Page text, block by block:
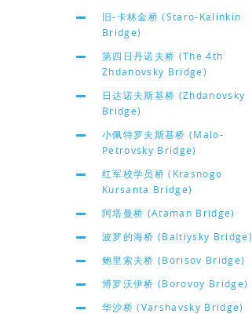
旧-卡林金桥 (Staro-Kalinkin
Bridge)
第四日丹诺夫桥 (The 4th
Zhdanovsky Bridge)
日达诺夫斯基桥 (Zhdanovsky
Bridge)
小佩特罗夫斯基桥 (Malo-
Petrovsky Bridge)
红军校学员桥 (Krasnogo
Kursanta Bridge)
阿塔曼桥 (Ataman Bridge)
波罗的海桥 (Baltiysky Bridge)
鲍里索夫桥 (Borisov Bridge)
博罗沃伊桥 (Borovoy Bridge)
华沙桥 (Varshavsky Bridge)